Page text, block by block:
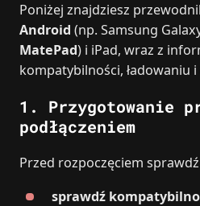
Poniżej znajdziesz
Android (np. Samsung
MatePad) i iPad, wraz z
kompatybilności, ładowaniu
1. Przygotowanie
podłączeniem
Przed rozpoczęciem
sprawdź